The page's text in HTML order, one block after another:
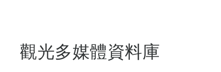
觀光多媒體資料庫